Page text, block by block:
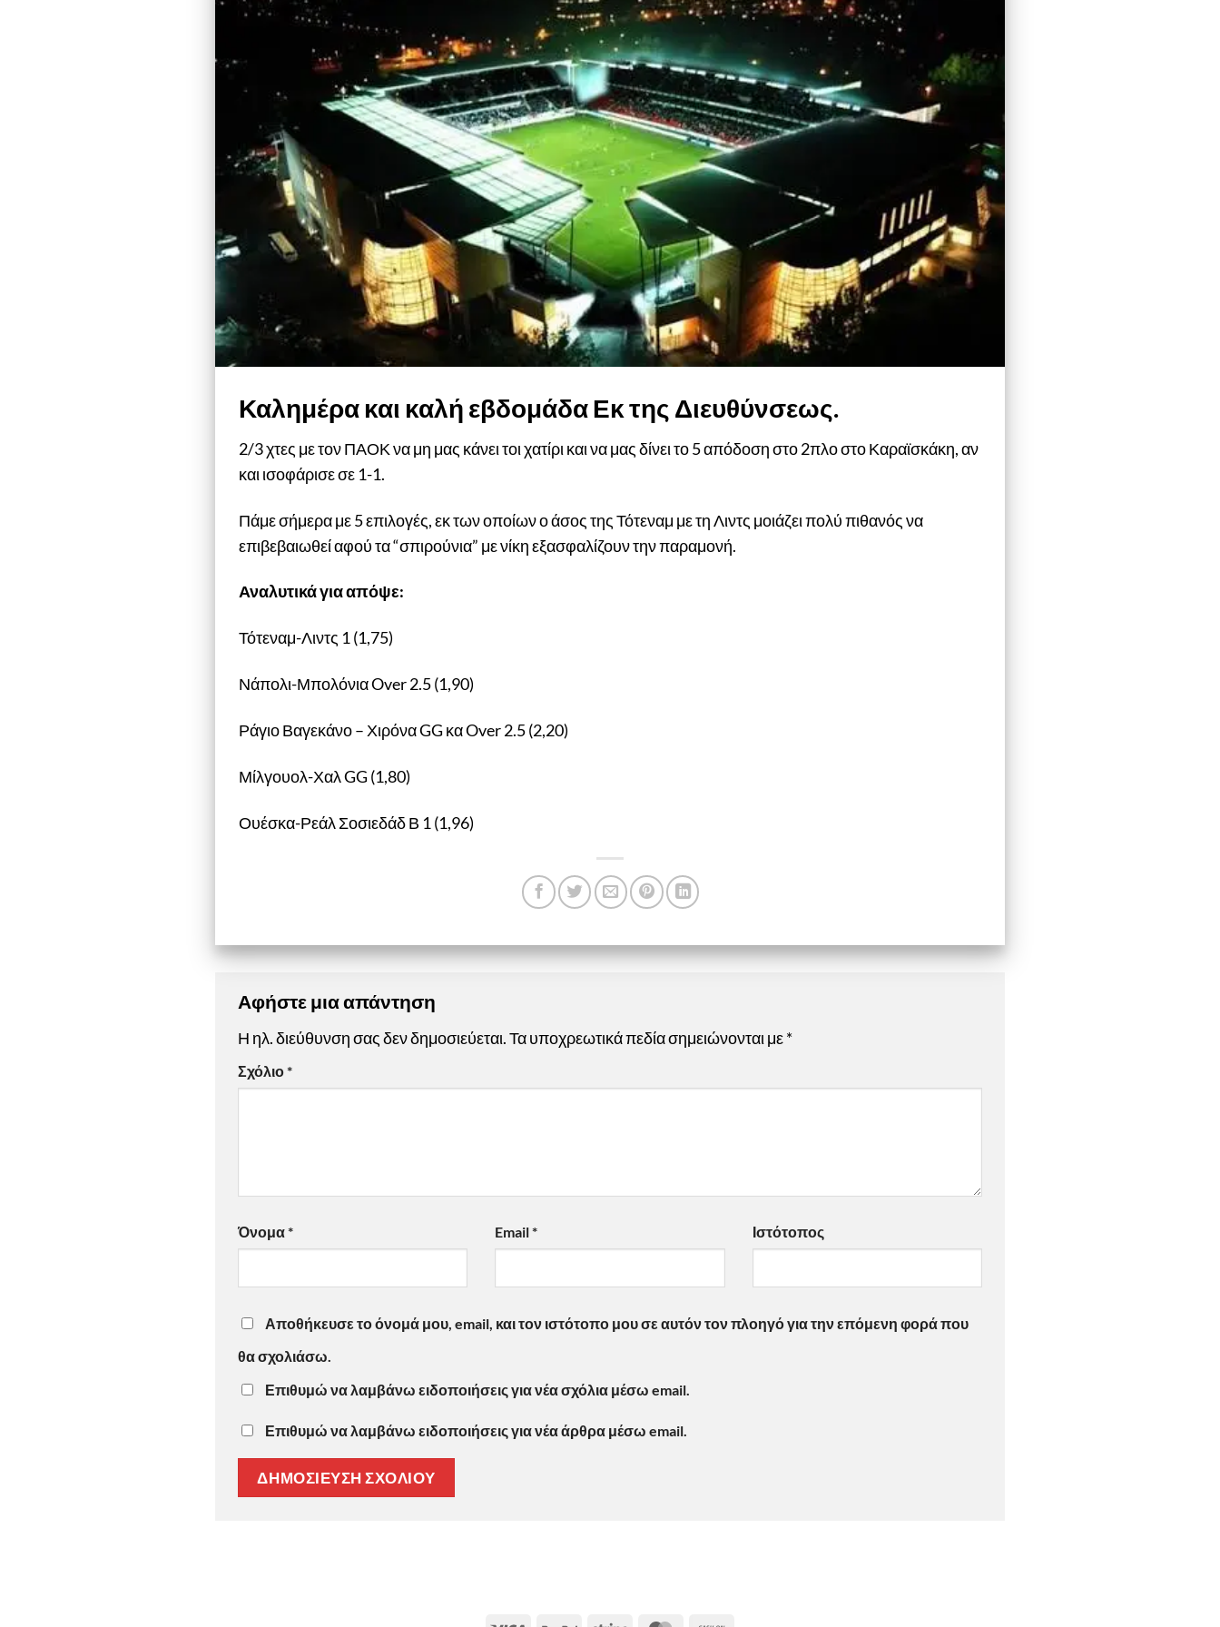
Καλημέρα και καλή εβδομάδα Εκ της Διευθύνσεως.
2/3 χτες με τον ΠΑΟΚ να μη μας κάνει τοι χατίρι και να μας δίνει το 5 απόδοση στο 2πλο στο Καραϊσκάκη, αν
και ισοφάρισε σε 1-1.
Πάμε σήμερα με 5 επιλογές, εκ των οποίων ο άσος της Τότεναμ με τη Λιντς μοιάζει πολύ πιθανός να
επιβεβαιωθεί αφού τα “σπιρούνια” με νίκη εξασφαλίζουν την παραμονή.
Αναλυτικά για απόψε:
Τότεναμ-Λιντς 1 (1,75)
Νάπολι-Μπολόνια Over 2.5 (1,90)
Ράγιο Βαγεκάνο – Χιρόνα GG κα Over 2.5 (2,20)
Μίλγουολ-Χαλ GG (1,80)
Ουέσκα-Ρεάλ Σοσιεδάδ Β 1 (1,96)
Αφήστε μια απάντηση
Η ηλ. διεύθυνση σας δεν δημοσιεύεται.Τα υποχρεωτικά πεδία σημειώνονται με*
Σχόλιο*
Όνομα* Email* Ιστότοπος
Αποθήκευσε το όνομά μου, email, και τον ιστότοπο μου σε αυτόν τον πλοηγό για την επόμενη φορά που
θα σχολιάσω.
Επιθυμώ να λαμβάνω ειδοποιήσεις για νέα σχόλια μέσω email.
Επιθυμώ να λαμβάνω ειδοποιήσεις για νέα άρθρα μέσω email.